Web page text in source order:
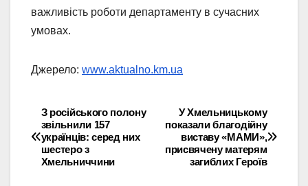
важливість роботи департаменту в сучасних
умовах.
Джерело: www.aktualno.km.ua
Навігація
записів
У Хмельницькому
показали благодійну
виставу «МАМИ»,
присвячену матерям
загиблих Героїв
З російського полону
звільнили 157
українців: серед них
шестеро з
Хмельниччини